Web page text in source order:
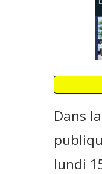
Dans
lundi